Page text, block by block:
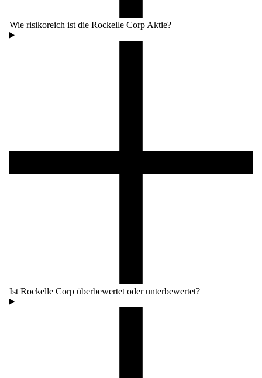
Wie risikoreich ist die Rockelle Corp Aktie?
Ist Rockelle Corp überbewertet oder unterbewertet?